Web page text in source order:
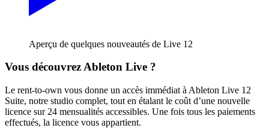
Aperçu de quelques nouveautés de Live 12
Vous découvrez Ableton Live ?
Le rent-to-own vous donne un accès immédiat à Ableton Live 12
Suite, notre studio complet, tout en étalant le coût d’une nouvelle
licence sur 24 mensualités accessibles. Une fois tous les paiements
effectués, la licence vous appartient.